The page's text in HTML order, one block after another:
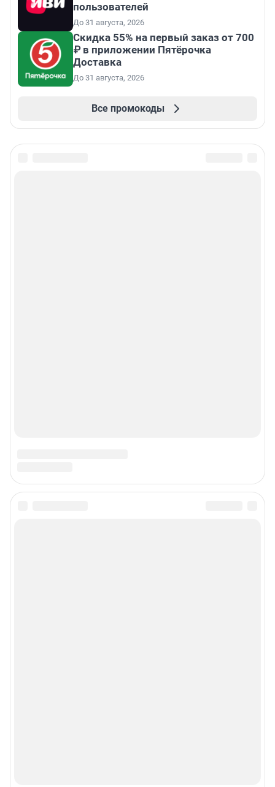
пользователей
До 31 августа, 2026
Скидка 55% на первый заказ от 700
₽ в приложении Пятёрочка
Доставка
До 31 августа, 2026
Все промокоды